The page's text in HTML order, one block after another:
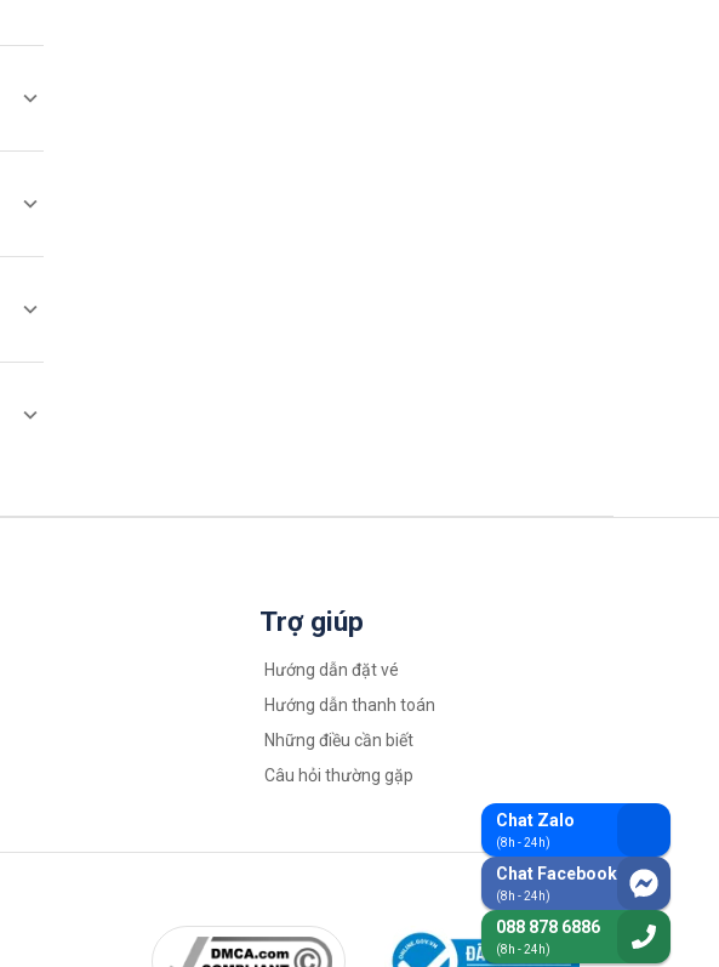
Trợ giúp
Hướng dẫn đặt vé
Hướng dẫn thanh toán
Những điều cần biết
Câu hỏi thường gặp
Chat Zalo
(8h - 24h)
Chat Facebook
(8h - 24h)
088 878 6886
(8h - 24h)